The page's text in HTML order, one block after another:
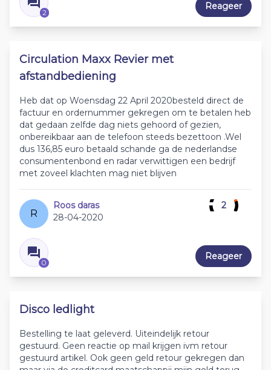
2
Reageer
Circulation Maxx Revier met
afstandbediening
Heb dat op Woensdag 22 April 2020besteld direct de
factuur en ordernummer gekregen om te betalen heb
dat gedaan zelfde dag niets gehoord of gezien,
onbereikbaar aan de telefoon steeds bezettoon .Wel
dus 136,85 euro betaald schande ga de nederlandse
consumentenbond en radar verwittigen een bedrijf
met zoveel klachten mag niet blijven
R
Roos daras
28-04-2020
0
2
Reageer
Disco ledlight
Bestelling te laat geleverd. Uiteindelijk retour
gestuurd. Geen reactie op mail krijgen ivm retour
gestuurd artikel. Ook geen geld retour gekregen dan